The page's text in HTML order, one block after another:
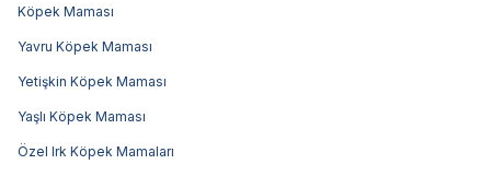
Köpek Maması
Yavru Köpek Maması
Yetişkin Köpek Maması
Yaşlı Köpek Maması
Özel Irk Köpek Mamaları